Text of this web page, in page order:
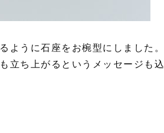
ように石座をお椀型にしました。
立ち上がるというメッセージも込